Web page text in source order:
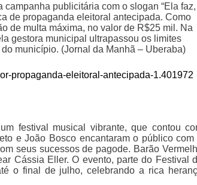
publicitária com o slogan “Ela faz,
de propaganda eleitoral antecipada. Como
de multa máxima, no valor de R$25 mil. Na
gestora municipal ultrapassou os limites
município. (Jornal da Manhã – Uberaba)
propaganda-eleitoral-antecipada-1.401972
festival musical vibrante, que contou
e João Bosco encantaram o público com
seus sucessos de pagode. Barão
Cássia Eller. O evento, parte do Festival
o final de julho, celebrando a rica